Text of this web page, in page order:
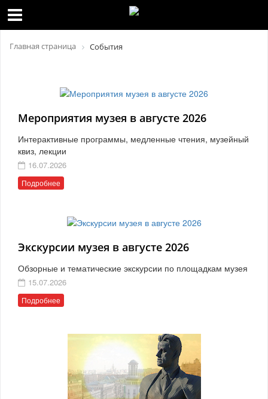
Главная страница События
Мероприятия музея в августе 2026
Интерактивные программы, медленные чтения, музейный
квиз, лекции
16.07.2026
Подробнее
Экскурсии музея в августе 2026
Обзорные и тематические экскурсии по площадкам музея
15.07.2026
Подробнее